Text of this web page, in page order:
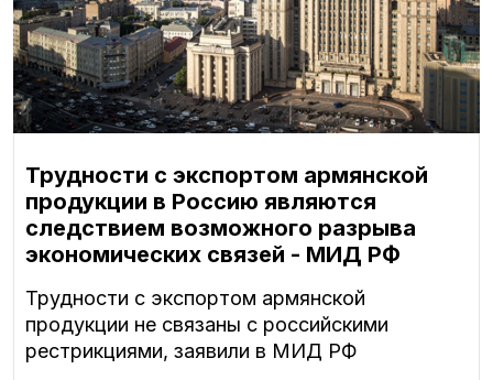
Трудности с экспортом армянской
продукции в Россию являются
следствием возможного разрыва
экономических связей - МИД РФ
Трудности с экспортом армянской
продукции не связаны с российскими
рестрикциями, заявили в МИД РФ